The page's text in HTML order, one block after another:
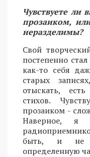
Чувствуете ли
прозаиком,
неразделимы?
Свой
постепенно
как-то себя
старых
отыскать,
стихов.
прозаиком -
Наверное, я
быть, и не
определенную